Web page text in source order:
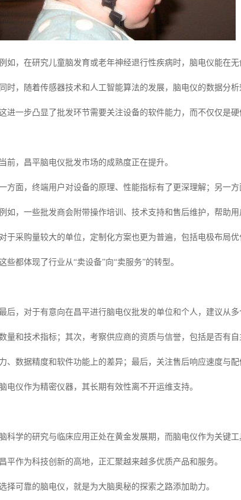
如，在研究儿童脑发育或老年神经退行性疾病时，脑电仪能在
同时，随着传感器技术和人工智能算法的发展，脑电仪的数据分
进一步凸显了批发环节需要关注设备的软件能力，而不仅仅是硬
当前，昌平脑电仪批发市场的成熟度正在提升。
方面，终端用户对设备的原理、性能指标有了更深理解；另一
如，一些批发商会附带操作培训、技术支持和售后维护，帮助用
对于采购量较大的单位，定制化方案也更为普遍，包括电极布局优
些都体现了行业从“卖设备”向“卖服务”的转型。
后，对于有意向在昌平进行脑电仪批发的单位和个人，建议从
量和技术指标；其次，考察供应商的资质与信誉，包括是否有
力、数据精度和软件功能上的差异；最后，关注售后响应速度与配
电仪作为精密仪器，其长期有效性离不开运维支持。
科学的研究与临床应用正处在黄金发展期，而脑电仪作为关键
昌平作为科技创新的高地，正汇聚越来越多优质产品和服务。
择可靠的脑电仪，就是为大脑奥秘的探索之路添加助力。